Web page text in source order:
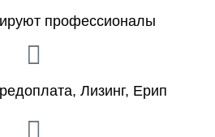
профессионалы
Лизинг, Ерип